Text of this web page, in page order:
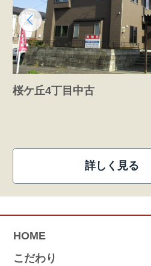
桜ケ丘4丁目中古
詳しく見る
HOME
こだわり